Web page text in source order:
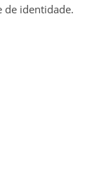
de identidade.